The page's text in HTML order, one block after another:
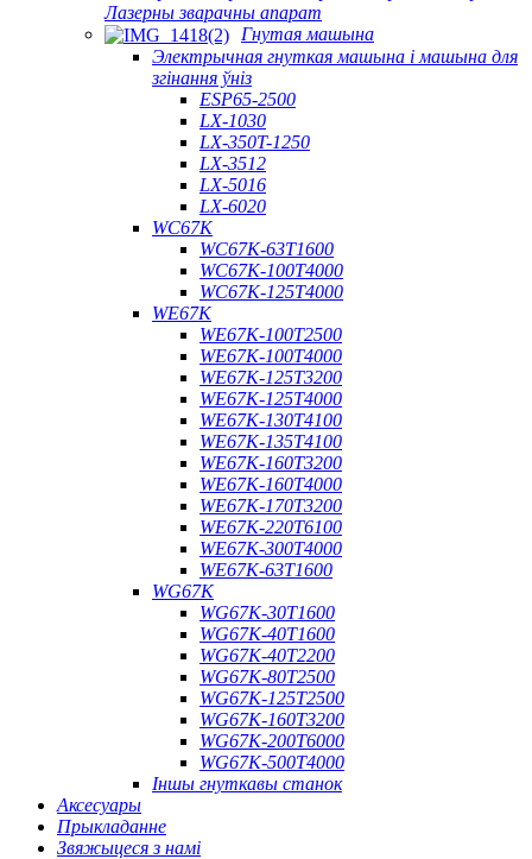
Лазерны зварачны апарат
Гнутая машына
Электрычная гнуткая машына і машына для
згінання ўніз
ESP65-2500
LX-1030
LX-350T-1250
LX-3512
LX-5016
LX-6020
WC67K
WC67K-63T1600
WC67K-100T4000
WC67K-125T4000
WE67K
WE67K-100T2500
WE67K-100T4000
WE67K-125T3200
WE67K-125T4000
WE67K-130T4100
WE67K-135T4100
WE67K-160T3200
WE67K-160T4000
WE67K-170T3200
WE67K-220T6100
WE67K-300T4000
WE67K-63T1600
WG67K
WG67K-30T1600
WG67K-40T1600
WG67K-40T2200
WG67K-80T2500
WG67K-125T2500
WG67K-160T3200
WG67K-200T6000
WG67K-500T4000
Іншы гнуткавы станок
Аксесуары
Прыкладанне
Звяжыцеся з намі